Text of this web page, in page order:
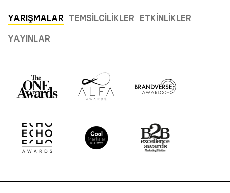
YARIŞMALAR TEMSILCILIKLER ETKINLIKLER
YAYINLAR